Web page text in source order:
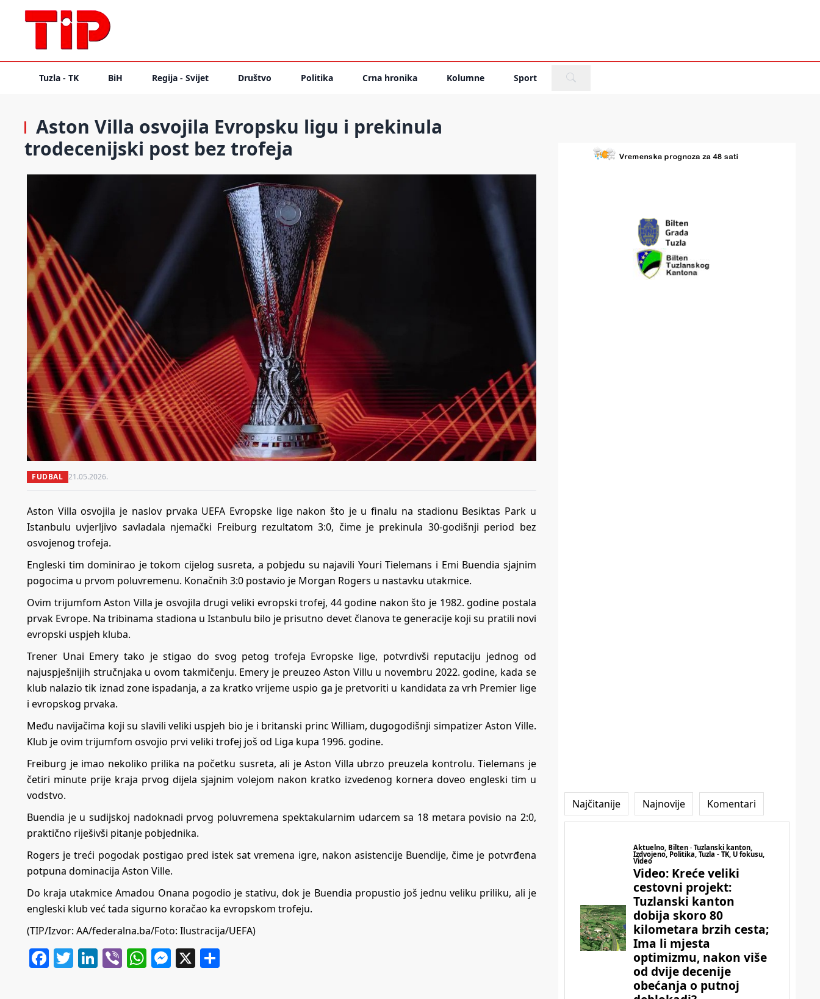
Tuzla - TK BiH Regija - Svijet Društvo Politika Crna hronika Kolumne Sport
Aston Villa osvojila Evropsku ligu i prekinula
trodecenijski post bez trofeja
FUDBAL 21.05.2026.
Aston Villa osvojila je naslov prvaka UEFA Evropske lige nakon što je u finalu na stadionu Besiktas Park u
Istanbulu uvjerljivo savladala njemački Freiburg rezultatom 3:0, čime je prekinula 30-godišnji period bez
osvojenog trofeja.
Engleski tim dominirao je tokom cijelog susreta, a pobjedu su najavili Youri Tielemans i Emi Buendia sjajnim
pogocima u prvom poluvremenu. Konačnih 3:0 postavio je Morgan Rogers u nastavku utakmice.
Ovim trijumfom Aston Villa je osvojila drugi veliki evropski trofej, 44 godine nakon što je 1982. godine postala
prvak Evrope. Na tribinama stadiona u Istanbulu bilo je prisutno devet članova te generacije koji su pratili novi
evropski uspjeh kluba.
Trener Unai Emery tako je stigao do svog petog trofeja Evropske lige, potvrdivši reputaciju jednog od
najuspješnijih stručnjaka u ovom takmičenju. Emery je preuzeo Aston Villu u novembru 2022. godine, kada se
klub nalazio tik iznad zone ispadanja, a za kratko vrijeme uspio ga je pretvoriti u kandidata za vrh Premier lige
i evropskog prvaka.
Među navijačima koji su slavili veliki uspjeh bio je i britanski princ William, dugogodišnji simpatizer Aston Ville.
Klub je ovim trijumfom osvojio prvi veliki trofej još od Liga kupa 1996. godine.
Freiburg je imao nekoliko prilika na početku susreta, ali je Aston Villa ubrzo preuzela kontrolu. Tielemans je
četiri minute prije kraja prvog dijela sjajnim volejom nakon kratko izvedenog kornera doveo engleski tim u
vodstvo.
Buendia je u sudijskoj nadoknadi prvog poluvremena spektakularnim udarcem sa 18 metara povisio na 2:0,
praktično riješivši pitanje pobjednika.
Rogers je treći pogodak postigao pred istek sat vremena igre, nakon asistencije Buendije, čime je potvrđena
potpuna dominacija Aston Ville.
Do kraja utakmice Amadou Onana pogodio je stativu, dok je Buendia propustio još jednu veliku priliku, ali je
engleski klub već tada sigurno koračao ka evropskom trofeju.
(TIP/Izvor: AA/federalna.ba/Foto: Ilustracija/UEFA)
Facebook
Twitter
LinkedIn
ViberWhatsApp
Messenger
X
Najčitanije Najnovije Komentari